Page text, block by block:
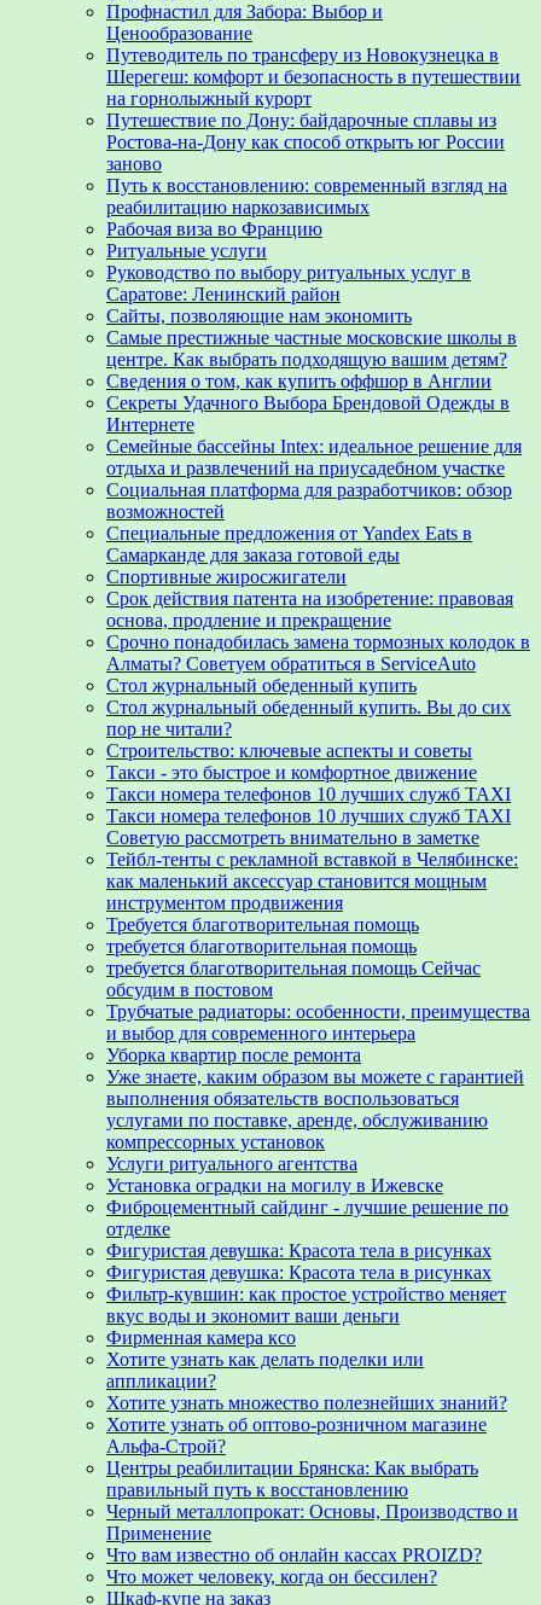
Профнастил для Забора: Выбор и
Ценообразование
Путеводитель по трансферу из Новокузнецка в
Шерегеш: комфорт и безопасность в путешествии
на горнолыжный курорт
Путешествие по Дону: байдарочные сплавы из
Ростова-на-Дону как способ открыть юг России
заново
Путь к восстановлению: современный взгляд на
реабилитацию наркозависимых
Рабочая виза во Францию
Ритуальные услуги
Руководство по выбору ритуальных услуг в
Саратове: Ленинский район
Сайты, позволяющие нам экономить
Самые престижные частные московские школы в
центре. Как выбрать подходящую вашим детям?
Сведения о том, как купить оффшор в Англии
Секреты Удачного Выбора Брендовой Одежды в
Интернете
Семейные бассейны Intex: идеальное решение для
отдыха и развлечений на приусадебном участке
Социальная платформа для разработчиков: обзор
возможностей
Специальные предложения от Yandex Eats в
Самарканде для заказа готовой еды
Спортивные жиросжигатели
Срок действия патента на изобретение: правовая
основа, продление и прекращение
Срочно понадобилась замена тормозных колодок в
Алматы? Советуем обратиться в ServiceAuto
Стол журнальный обеденный купить
Стол журнальный обеденный купить. Вы до сих
пор не читали?
Строительство: ключевые аспекты и советы
Такси - это быстрое и комфортное движение
Такси номера телефонов 10 лучших служб TAXI
Такси номера телефонов 10 лучших служб TAXI
Советую рассмотреть внимательно в заметке
Тейбл-тенты с рекламной вставкой в Челябинске:
как маленький аксессуар становится мощным
инструментом продвижения
Требуется благотворительная помощь
требуется благотворительная помощь
требуется благотворительная помощь Сейчас
обсудим в постовом
Трубчатые радиаторы: особенности, преимущества
и выбор для современного интерьера
Уборка квартир после ремонта
Уже знаете, каким образом вы можете с гарантией
выполнения обязательств воспользоваться
услугами по поставке, аренде, обслуживанию
компрессорных установок
Услуги ритуального агентства
Установка оградки на могилу в Ижевске
Фиброцементный сайдинг - лучшие решение по
отделке
Фигуристая девушка: Красота тела в рисунках
Фигуристая девушка: Красота тела в рисунках
Фильтр-кувшин: как простое устройство меняет
вкус воды и экономит ваши деньги
Фирменная камера ксо
Хотите узнать как делать поделки или
аппликации?
Хотите узнать множество полезнейших знаний?
Хотите узнать об оптово-розничном магазине
Альфа-Строй?
Центры реабилитации Брянска: Как выбрать
правильный путь к восстановлению
Черный металлопрокат: Основы, Производство и
Применение
Что вам известно об онлайн кассах PROIZD?
Что может человеку, когда он бессилен?
Шкаф-купе на заказ